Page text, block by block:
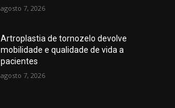
agosto 7, 2026
Artroplastia de tornozelo devolve
mobilidade e qualidade de vida a
pacientes
agosto 7, 2026